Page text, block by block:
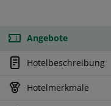
Angebote
Hotelbeschreibung
Hotelmerkmale